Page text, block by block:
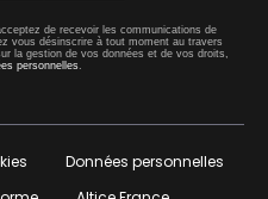
de recevoir les communications de
vous désinscrire à tout moment au travers
la gestion de vos données et de vos droits,
personnelles.
Données personnelles